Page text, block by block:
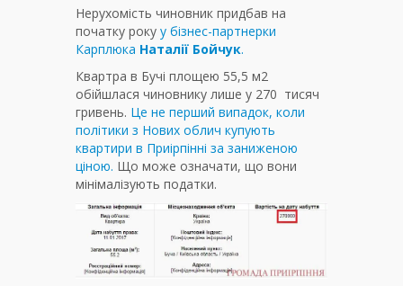
Нерухомість чиновник придбав на
початку року у бізнес-партнерки
Карплюка Наталії Бойчук.
Квартра в Бучі площею 55,5 м2
обійшлася чиновнику лише у 270 тисяч
гривень. Це не перший випадок, коли
політики з Нових облич купують
квартири в Приірпінні за заниженою
ціною. Що може означати, що вони
мінімалізують податки.